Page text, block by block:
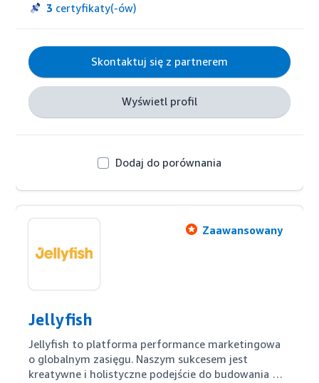
marki, zdjęć produktowych, zdjęć lifestylowych i
rynkach międzynarodowych.
3 certyfikaty(-ów)
Skontaktuj się z partnerem
Wyświetl profil
Dodaj do porównania
Zaawansowany
Jellyfish
Jellyfish to platforma performance marketingowa
o globalnym zasięgu. Naszym sukcesem jest
kreatywne i holistyczne podejście do budowania